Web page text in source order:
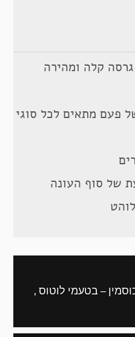
גרסה קלה ומהירה
פעם מתאים לכל סוגי
של סוף העונה
– בטעמי לוטוס ,